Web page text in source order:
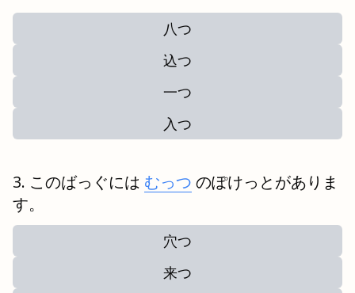
八つ
込つ
一つ
入つ
このばっぐには むっつ のぽけっとがありま
す。
穴つ
来つ